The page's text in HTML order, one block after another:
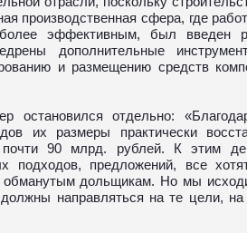
производственная сфера, где
эффективным, был введен
дополнительные
и размещению средств
остановился отдельно:
их размеры практически
90 млрд. рублей. К этим
подходов, предложений, все
обманутым дольщикам. Но мы
направляться на те цели,